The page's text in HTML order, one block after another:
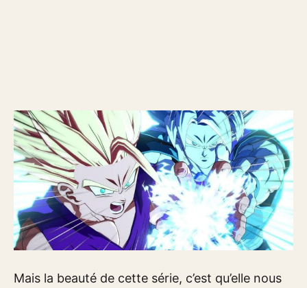
Mais la beauté de cette série, c’est qu’elle nous